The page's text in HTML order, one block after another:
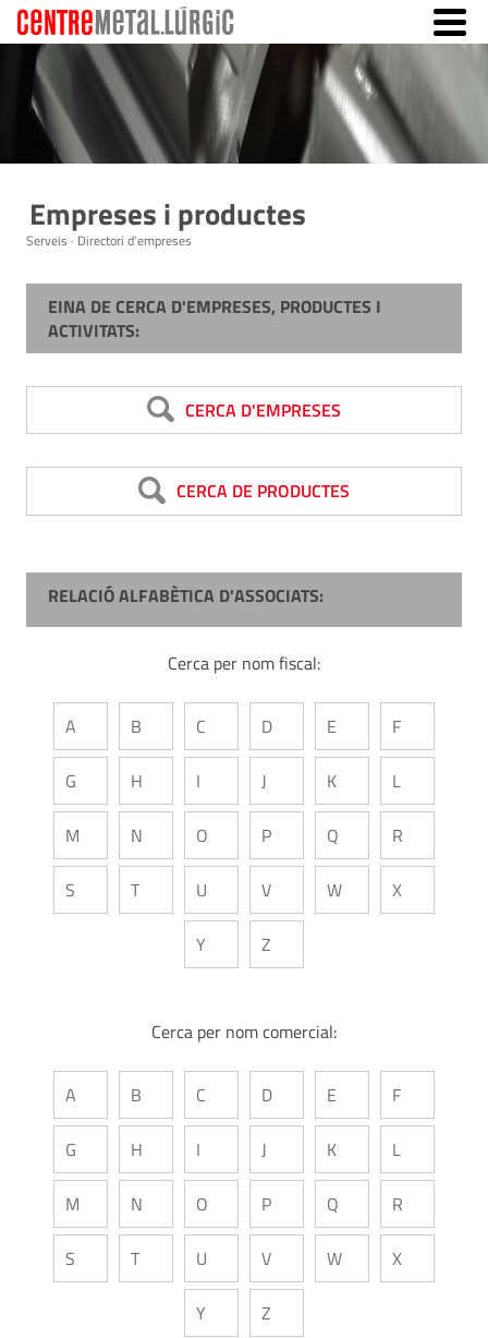
Empreses i productes
Serveis · Directori d'empreses
EINA DE CERCA D'EMPRESES, PRODUCTES I
ACTIVITATS:
CERCA D'EMPRESES
CERCA DE PRODUCTES
RELACIÓ ALFABÈTICA D'ASSOCIATS:
Cerca per nom fiscal:
A B C D E F
G H I J K L
M N O P Q R
S T U V W X
Y Z
Cerca per nom comercial:
A B C D E F
G H I J K L
M N O P Q R
S T U V W X
Y Z